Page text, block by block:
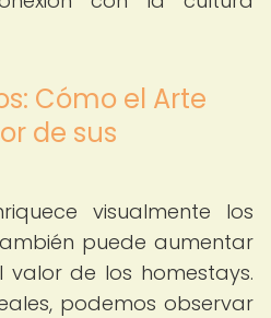
Cómo el Arte
de sus
visualmente los
puede aumentar
valor de los homestays.
podemos observar